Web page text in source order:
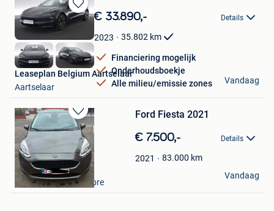
Bewaren
in
Favorieten
€ 33.890,- Details
2023 35.802 km
Financiering mogelijk
Onderhoudsboekje
Alle milieu/emissie zones
Leaseplan Belgium Aartselaar
Aartselaar
Vandaag
Bewaren
in
Mijn
Favorieten
Ford Fiesta 2021
€ 7.500,- Details
2021 83.000 km
Wendy Versmissen
Montignies-Sur-Sambre
Vandaag